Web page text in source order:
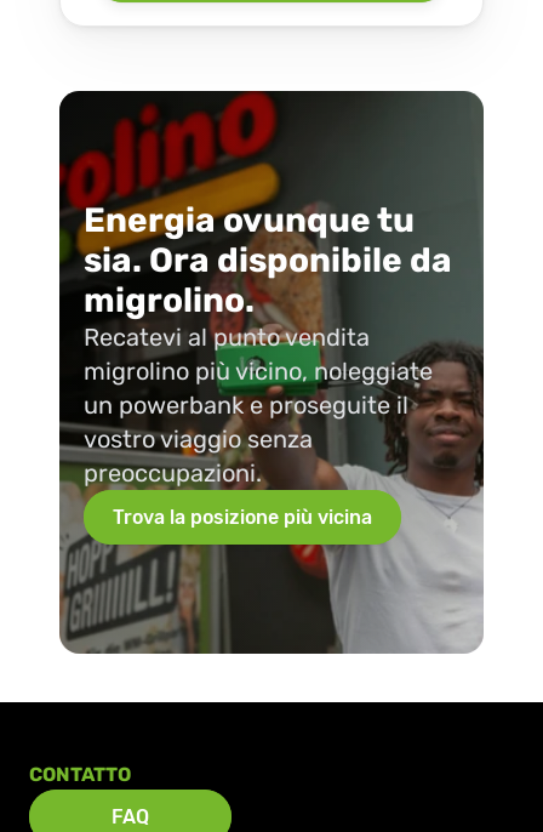
Energia ovunque tu
sia. Ora disponibile da
migrolino.
Recatevi al punto vendita
migrolino più vicino, noleggiate
un powerbank e proseguite il
vostro viaggio senza
preoccupazioni.
Trova la posizione più vicina
CONTATTO
FAQ